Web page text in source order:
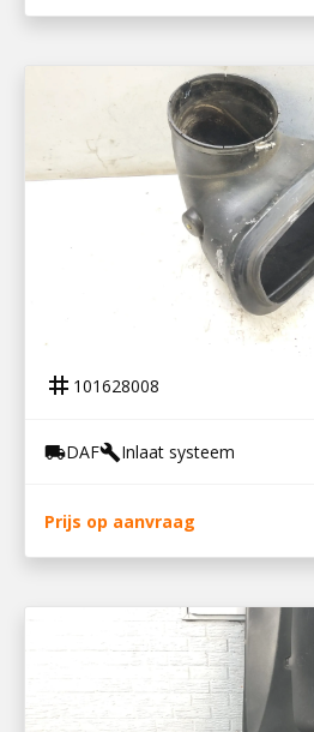
LUCHTINLAATBUIS XF 106
tag 101628008
local_shippingDAFbuildInlaat systeem
Prijs op aanvraag